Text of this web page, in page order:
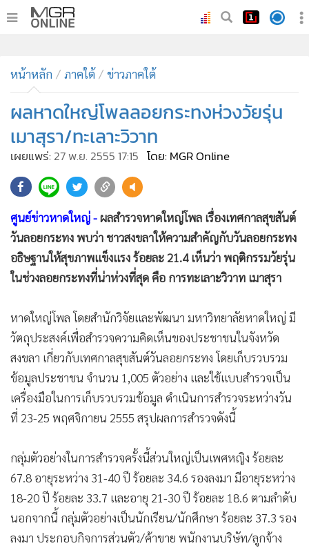
• ทันเหตุการณ์
• ภาคใต้
• ภูมิภาค
• Online Section
• บันเทิง
• ผู้จัดการรายวัน
คอลัมนิสต์
• ละคร
• CbizReview
• Cyber BIZ
Good health & Well-being
•
Green Innovation & SD
• Management & HR
• MGR Live
• Infographic
• การเมือง
• กีฬา
• ต่างประเทศ
• Special Scoop
• เศรษฐกิจ-ธุรกิจ
• จีน
หน้าหลัก ภาคใต้ ข่าวภาคใต้
ผลหาดใหญ่โพลลอยกระทงห่วงวัยรุ่น
เมาสุรา/ทะเลาะวิวาท
เผยแพร่: 27 พ.ย. 2555 17:15 โดย: MGR Online
ศูนย์ข่าวหาดใหญ่ -ผลสำรวจหาดใหญ่โพล เรื่องเทศกาลสุขสันต์
วันลอยกระทง พบว่า ชาวสงขลาให้ความสำคัญกับวันลอยกระทง
อธิษฐานให้สุขภาพแข็งแรง ร้อยละ 21.4 เห็นว่า พฤติกรรมวัยรุ่น
ในช่วงลอยกระทงที่น่าห่วงที่สุด คือ การทะเลาะวิวาท เมาสุรา
หาดใหญ่โพล โดยสำนักวิจัยและพัฒนา มหาวิทยาลัยหาดใหญ่ มี
วัตถุประสงค์เพื่อสำรวจความคิดเห็นของประชาชนในจังหวัด
สงขลา เกี่ยวกับเทศกาลสุขสันต์วันลอยกระทง โดยเก็บรวบรวม
ข้อมูลประชาชน จำนวน 1,005 ตัวอย่าง และใช้แบบสำรวจเป็น
เครื่องมือในการเก็บรวบรวมข้อมูล ดำเนินการสำรวจระหว่างวัน
ที่ 23-25 พฤศจิกายน 2555 สรุปผลการสำรวจดังนี้
กลุ่มตัวอย่างในการสำรวจครั้งนี้ส่วนใหญ่เป็นเพศหญิง ร้อยละ
67.8 อายุระหว่าง 31-40 ปี ร้อยละ 34.6 รองลงมา มีอายุระหว่าง
18-20 ปี ร้อยละ 33.7 และอายุ 21-30 ปี ร้อยละ 18.6 ตามลำดับ
นอกจากนี้ กลุ่มตัวอย่างเป็นนักเรียน/นักศึกษา ร้อยละ 37.3 รอง
ลงมา ประกอบกิจการส่วนตัว/ค้าขาย พนักงานบริษัท/ลูกจ้าง